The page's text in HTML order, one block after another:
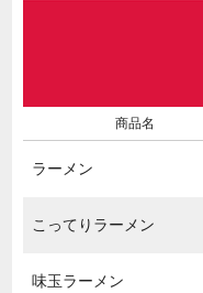
商品名
ラーメン
こってりラーメン
味玉ラーメン